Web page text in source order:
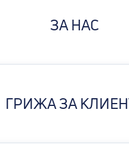
ЗА НАС
ГРИЖА ЗА